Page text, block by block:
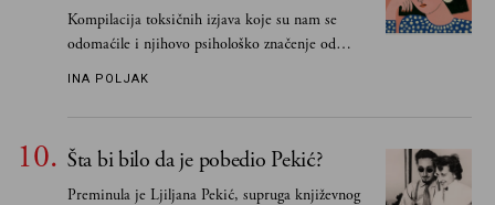
Kompilacija toksičnih izjava koje su nam se
odomaćile i njihovo psihološko značenje od
INA POLJAK
Šta bi bilo da je pobedio Pekić?
Preminula je Ljiljana Pekić, supruga književnog